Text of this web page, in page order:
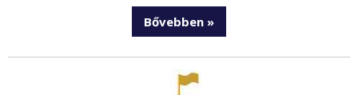
Bővebben »